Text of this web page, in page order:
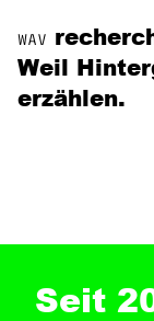
WAV
Weil
erzählen.
Seit